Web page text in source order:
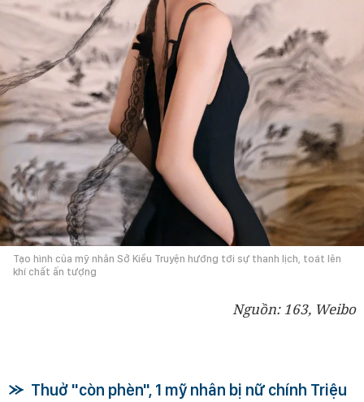
Tạo hình của mỹ nhân Sở Kiều Truyện hướng tới sự thanh lịch, toát lên
khí chất ấn tượng
Nguồn: 163, Weibo
Thuở "còn phèn", 1 mỹ nhân bị nữ chính Triệu